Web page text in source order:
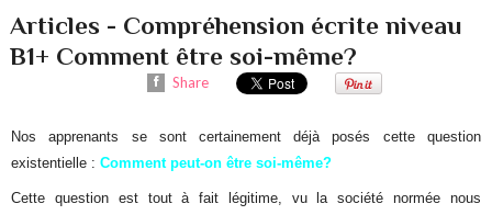
Articles - Compréhension écrite niveau
B1+ Comment être soi-même?
Share
Nos apprenants se sont certainement déjà posés cette question
existentielle :Comment peut-on être soi-même?
Cette question est tout à fait légitime, vu la société normée nous